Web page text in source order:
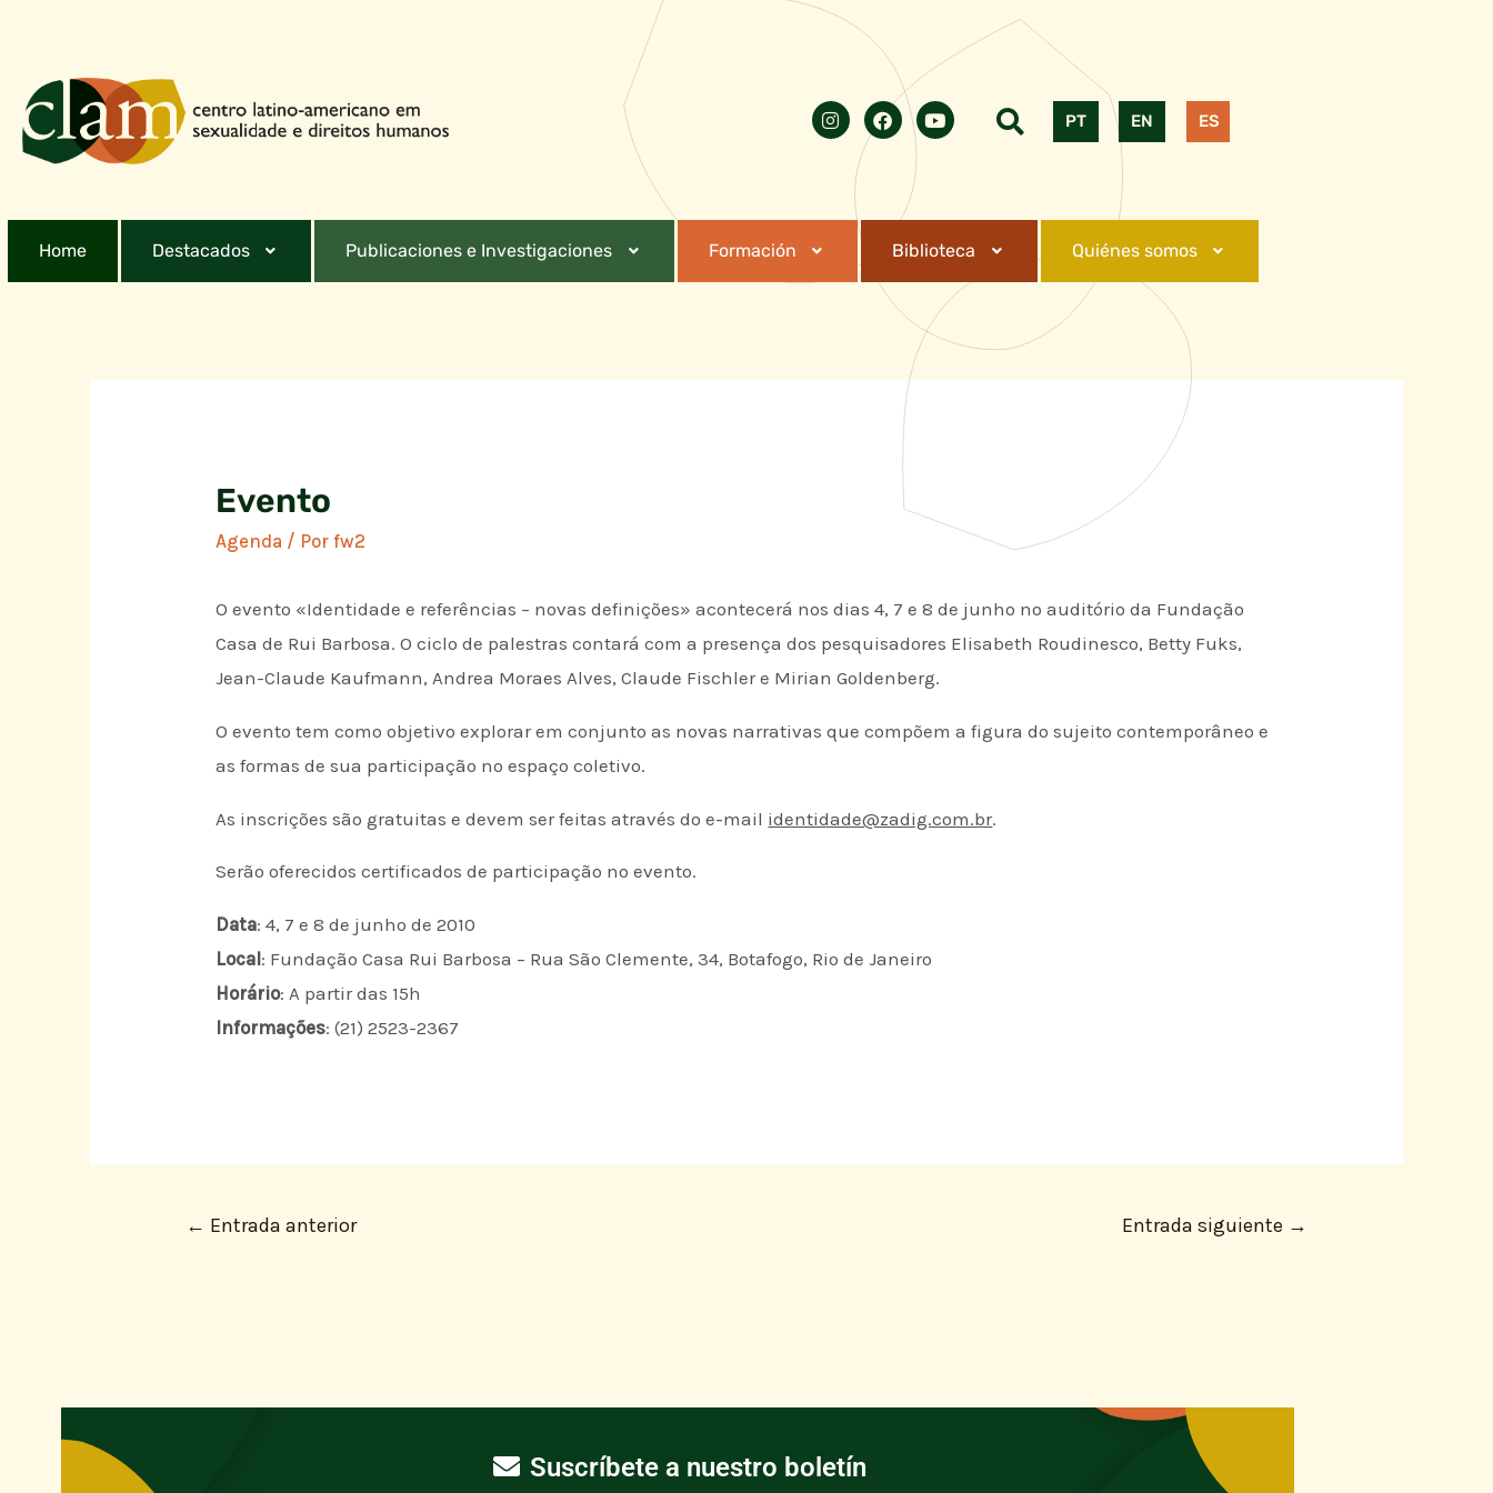
PT EN ES
Home Destacados Publicaciones e Investigaciones Formación Biblioteca Quiénes somos
Evento
Agenda / Porfw2
O evento «Identidade e referências – novas definições» acontecerá nos dias 4, 7 e 8 de junho no auditório da Fundação
Casa de Rui Barbosa. O ciclo de palestras contará com a presença dos pesquisadores Elisabeth Roudinesco, Betty Fuks,
Jean-Claude Kaufmann, Andrea Moraes Alves, Claude Fischler e Mirian Goldenberg.
O evento tem como objetivo explorar em conjunto as novas narrativas que compõem a figura do sujeito contemporâneo e
as formas de sua participação no espaço coletivo.
As inscrições são gratuitas e devem ser feitas através do e-mail identidade@zadig.com.br.
Serão oferecidos certificados de participação no evento.
Data: 4, 7 e 8 de junho de 2010
Local: Fundação Casa Rui Barbosa – Rua São Clemente, 34, Botafogo, Rio de Janeiro
Horário: A partir das 15h
Informações: (21) 2523-2367
← Entrada anterior Entrada siguiente →
Suscríbete a nuestro boletín